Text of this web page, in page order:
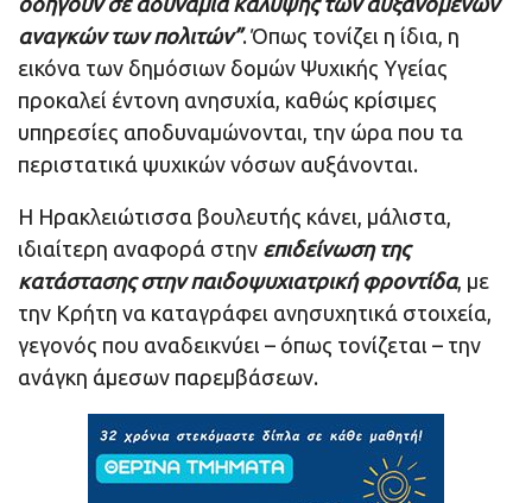
αναγκών των πολιτών”. Όπως τονίζει η ίδια, η
εικόνα των δημόσιων δομών Ψυχικής Υγείας
προκαλεί έντονη ανησυχία, καθώς κρίσιμες
υπηρεσίες αποδυναμώνονται, την ώρα που τα
περιστατικά ψυχικών νόσων αυξάνονται.
Η Ηρακλειώτισσα βουλευτής κάνει, μάλιστα,
ιδιαίτερη αναφορά στην επιδείνωση της
κατάστασης στην παιδοψυχιατρική φροντίδα, με
την Κρήτη να καταγράφει ανησυχητικά στοιχεία,
γεγονός που αναδεικνύει – όπως τονίζεται – την
ανάγκη άμεσων παρεμβάσεων.